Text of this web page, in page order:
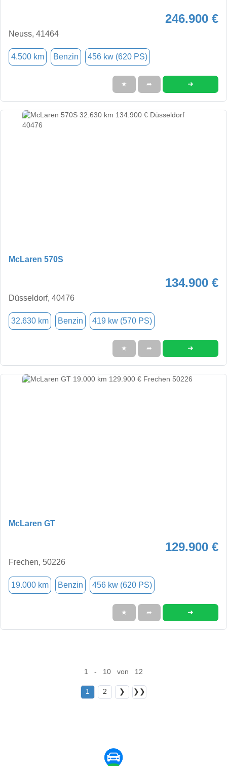
246.900 €
Neuss, 41464
4.500 km Benzin 456 kw (620 PS)
★ ➦ ➜
McLaren 570S
134.900 €
Düsseldorf, 40476
32.630 km Benzin 419 kw (570 PS)
★ ➦ ➜
McLaren GT
129.900 €
Frechen, 50226
19.000 km Benzin 456 kw (620 PS)
★ ➦ ➜
1 - 10 von 12
1 2 ❯ ❯❯